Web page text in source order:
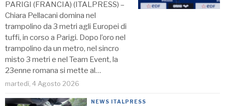
PARIGI (FRANCIA) (ITALPRESS) –
Chiara Pellacani domina nel
trampolino da 3 metri agli Europei di
tuffi, in corso a Parigi. Dopo l’oro nel
trampolino da un metro, nel sincro
misto 3 metri e nel Team Event, la
23enne romana si mette al…
martedì, 4 Agosto 2026
NEWS ITALPRESS